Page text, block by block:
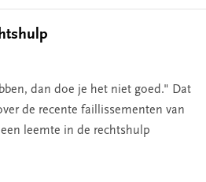
dan doe je het niet goed." Dat
de recente faillissementen van
leemte in de rechtshulp